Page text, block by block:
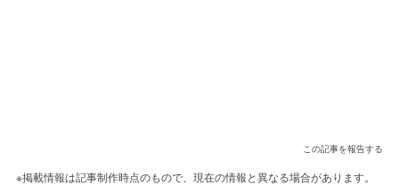
この記事を報告する
※掲載情報は記事制作時点のもので、現在の情報と異なる場合があります。